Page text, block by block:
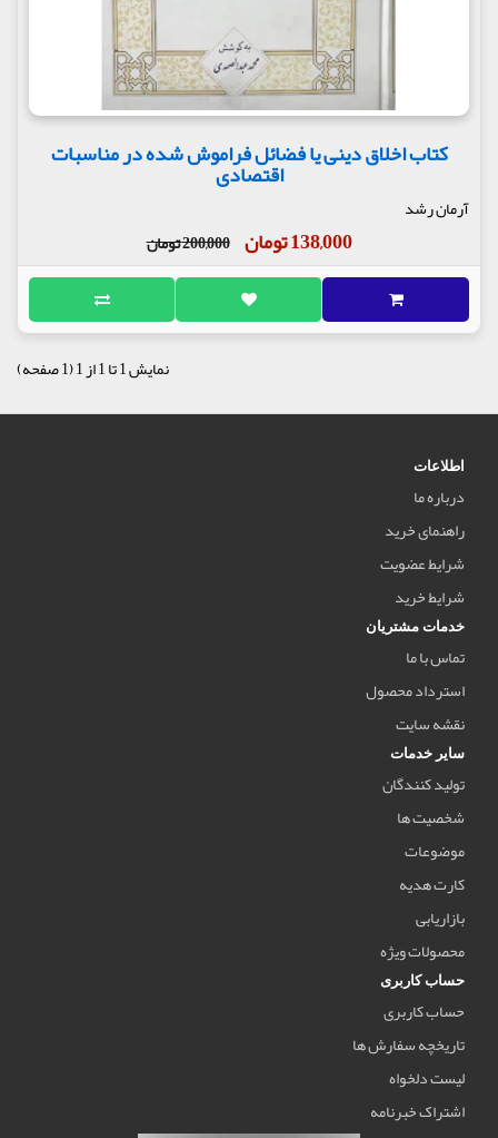
کتاب اخلاق دینی یا فضائل فراموش شده در مناسبات
اقتصادی
آرمان رشد
138,000 تومان 200,000 تومان
نمایش 1 تا 1 از 1 (1 صفحه)
اطلاعات
درباره ما
راهنمای خرید
شرایط عضویت
شرایط خرید
خدمات مشتریان
تماس با ما
استرداد محصول
نقشه سایت
سایر خدمات
تولید کنندگان
شخصیت ها
موضوعات
کارت هدیه
بازاریابی
محصولات ویژه
حساب کاربری
حساب کاربری
تاریخچه سفارش ها
لیست دلخواه
اشتراک خبرنامه